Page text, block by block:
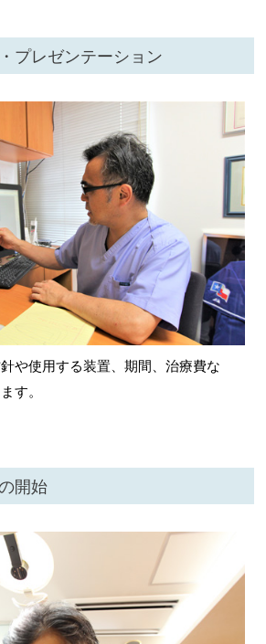
プレゼンテーション
や使用する装置、期間、治療費な
す。
開始